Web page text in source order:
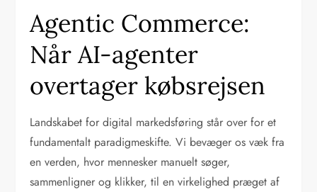
Agentic Commerce:
Når AI-agenter
overtager købsrejsen
Landskabet for digital markedsføring står over for et
fundamentalt paradigmeskifte. Vi bevæger os væk fra
en verden, hvor mennesker manuelt søger,
sammenligner og klikker, til en virkelighed præget af